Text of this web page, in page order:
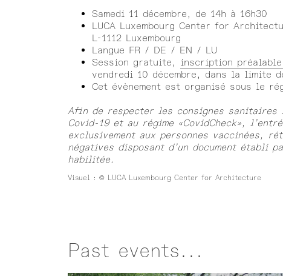
Samedi 11 décembre, de 14h à 16h30
LUCA Luxembourg Center for
L-1112 Luxembourg
Langue FR / DE / EN / LU
Session gratuite, inscription
vendredi 10 décembre, dans la limite
Cet évènement est organisé sous le
Afin de respecter les consignes sanitaires
Covid-19 et au régime «CovidCheck»,
exclusivement aux personnes vaccinées,
négatives disposant d’un document établi
habilitée.
Visuel : © LUCA Luxembourg Center for Architecture
Past events...